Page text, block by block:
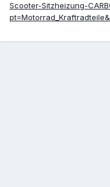
Scooter-Sitzheizung-